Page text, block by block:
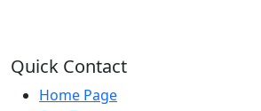
Quick Contact
Home Page